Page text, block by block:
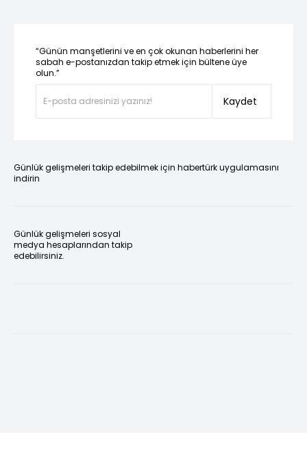
“Günün manşetlerini ve en çok okunan haberlerini her
sabah e-postanızdan takip etmek için bültene üye
olun.”
Kaydet
Günlük gelişmeleri takip edebilmek için habertürk uygulamasını
indirin
Günlük gelişmeleri sosyal
medya hesaplarından takip
edebilirsiniz.